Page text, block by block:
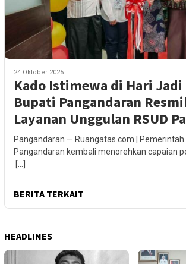
24 Oktober 2025
Kado Istimewa di Hari Jadi
Bupati Pangandaran
Layanan Unggulan RSUD
Pangandaran — Ruangatas.com | Pemerintah
Pangandaran kembali menorehkan capaian
[…]
BERITA TERKAIT
HEADLINES